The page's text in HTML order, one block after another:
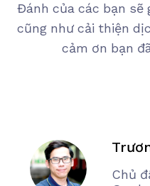
Đánh của các bạn sẽ
cũng như cải thiện
cảm ơn bạn
Chủ